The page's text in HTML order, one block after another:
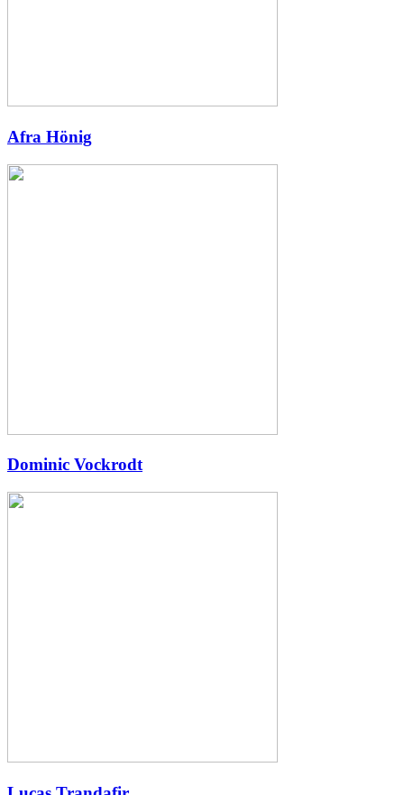
Afra Hönig
Dominic Vockrodt